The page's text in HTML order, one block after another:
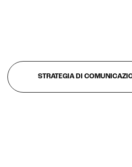
Intelligenza artificiale
Analisi predittiva
STRATEGIA DI